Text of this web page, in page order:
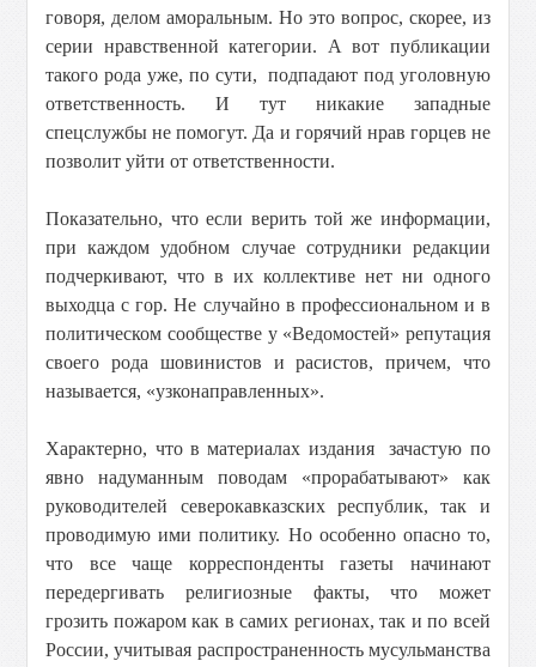
говоря, делом аморальным. Но это вопрос, скорее, из
серии нравственной категории. А вот публикации
такого рода уже, по сути, подпадают под уголовную
ответственность. И тут никакие западные
спецслужбы не помогут. Да и горячий нрав горцев не
позволит уйти от ответственности.
Показательно, что если верить той же информации,
при каждом удобном случае сотрудники редакции
подчеркивают, что в их коллективе нет ни одного
выходца с гор. Не случайно в профессиональном и в
политическом сообществе у «Ведомостей» репутация
своего рода шовинистов и расистов, причем, что
называется, «узконаправленных».
Характерно, что в материалах издания зачастую по
явно надуманным поводам «прорабатывают» как
руководителей северокавказских республик, так и
проводимую ими политику. Но особенно опасно то,
что все чаще корреспонденты газеты начинают
передергивать религиозные факты, что может
грозить пожаром как в самих регионах, так и по всей
России, учитывая распространенность мусульманства